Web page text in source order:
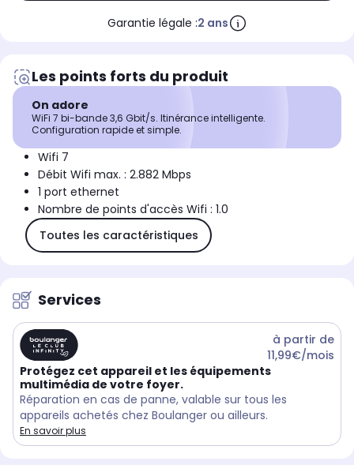
Garantie légale :2 ans
Les points forts du produit
On adore
WiFi 7 bi-bande 3,6 Gbit/s. Itinérance intelligente.
Configuration rapide et simple.
Wifi 7
Débit Wifi max. : 2.882 Mbps
1 port ethernet
Nombre de points d'accès Wifi : 1.0
Toutes les caractéristiques
Services
à partir de
11,99€/mois
Protégez cet appareil et les équipements
multimédia de votre foyer.
Réparation en cas de panne, valable sur tous les
appareils achetés chez Boulanger ou ailleurs.
En savoir plus